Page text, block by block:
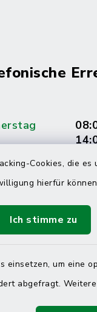
Cookies, die
hierfür
Ich stimme zu
um eine
abgefragt.
Termin? Rufen
04832 6065 0